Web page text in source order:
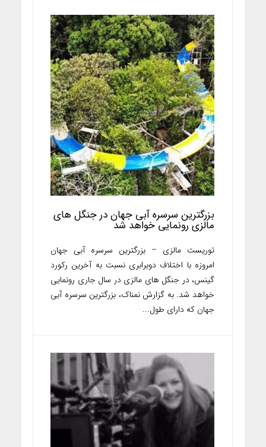
بزرگترین سرسره آبی جهان در جنگل های
مالزی رونمایی خواهد شد
توریست مالزی – بزرگترین سرسره آبی جهان
امروزه با اختلاف دوبرابری نسبت به آخرین رکورد
گینس، در جنگل های مالزی در سال جاری رونمایی
خواهد شد. به گزارش نمناک، بزرگترین سرسره آبی
جهان که دارای طول...